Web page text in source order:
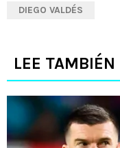
DIEGO VALDÉS
LEE TAMBIÉN